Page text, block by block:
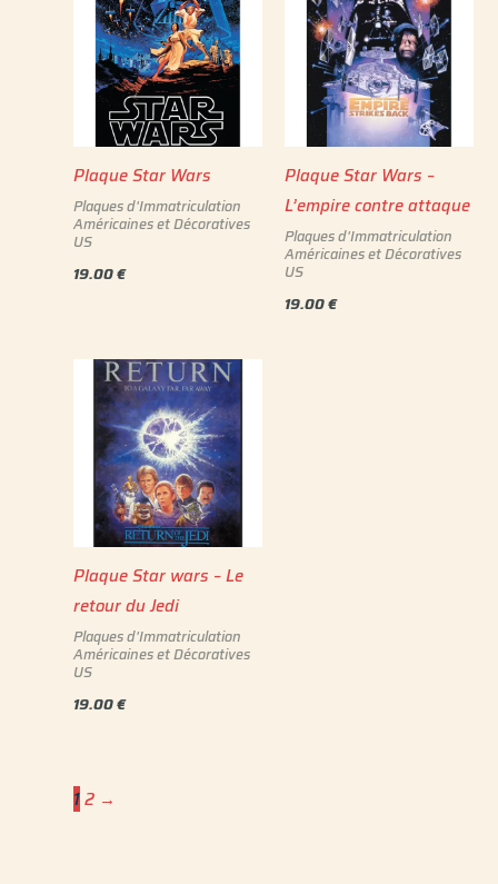
Plaque Star Wars
Plaques d'Immatriculation
Américaines et Décoratives
US
19.00€
Plaque Star Wars –
L’empire contre attaque
Plaques d'Immatriculation
Américaines et Décoratives
US
19.00€
Plaque Star wars – Le
retour du Jedi
Plaques d'Immatriculation
Américaines et Décoratives
US
19.00€
12 →